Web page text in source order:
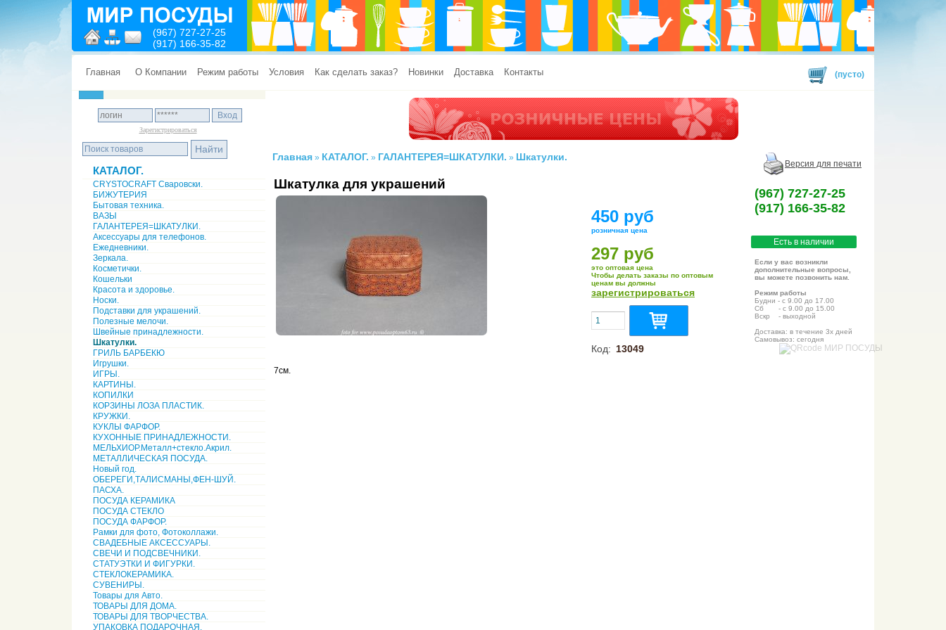
(967) 727-27-25
(917) 166-35-82
Главная О Компании Режим работы Условия Как сделать заказ? Новинки Доставка Контакты (пусто)
Зарегистрироваться
КАТАЛОГ.
CRYSTOCRAFT Сваровски.
БИЖУТЕРИЯ
Бытовая техника.
ВАЗЫ
ГАЛАНТЕРЕЯ=ШКАТУЛКИ.
Аксессуары для телефонов.
Ежедневники.
Зеркала.
Косметички.
Кошельки
Красота и здоровье.
Носки.
Подставки для украшений.
Полезные мелочи.
Швейные принадлежности.
Шкатулки.
ГРИЛЬ БАРБЕКЮ
Игрушки.
ИГРЫ.
КАРТИНЫ.
КОПИЛКИ
КОРЗИНЫ ЛОЗА ПЛАСТИК.
КРУЖКИ.
КУКЛЫ ФАРФОР.
КУХОННЫЕ ПРИНАДЛЕЖНОСТИ.
МЕЛЬХИОР.Металл+стекло.Акрил.
МЕТАЛЛИЧЕСКАЯ ПОСУДА.
Новый год.
ОБЕРЕГИ,ТАЛИСМАНЫ,ФЕН-ШУЙ.
ПАСХА.
ПОСУДА КЕРАМИКА
ПОСУДА СТЕКЛО
ПОСУДА ФАРФОР.
Рамки для фото, Фотоколлажи.
СВАДЕБНЫЕ АКСЕССУАРЫ.
СВЕЧИ И ПОДСВЕЧНИКИ.
СТАТУЭТКИ И ФИГУРКИ.
СТЕКЛОКЕРАМИКА.
СУВЕНИРЫ.
Товары для Авто.
ТОВАРЫ ДЛЯ ДОМА.
ТОВАРЫ ДЛЯ ТВОРЧЕСТВА.
УПАКОВКА ПОДАРОЧНАЯ.
Главная » КАТАЛОГ. » ГАЛАНТЕРЕЯ=ШКАТУЛКИ. » Шкатулки.
Версия для печати
Шкатулка для украшений
(967) 727-27-25
(917) 166-35-82
Есть в наличии
Если у вас возникли
дополнительные вопросы,
вы можете позвонить нам.
Режим работы
Будни - с 9.00 до 17.00
Сб - с 9.00 до 15.00
Вскр - выходной
Доставка: в течение 3х дней
Самовывоз: сегодня
450 руб
розничная цена
297 руб
это оптовая цена
Чтобы делать заказы по оптовым
ценам вы должны
зарегистрироваться
Код: 13049
7см.